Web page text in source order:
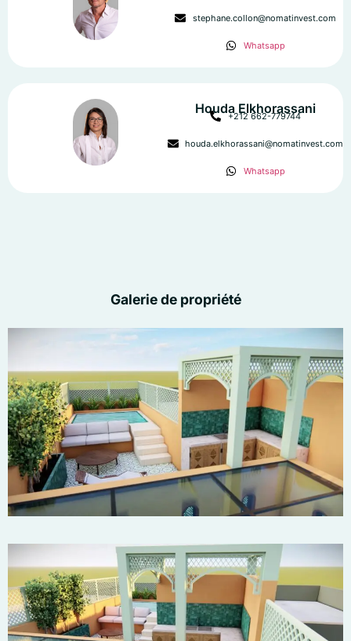
stephane.collon@nomatinvest.com
Whatsapp
Houda Elkhorassani
+212 662-779744
houda.elkhorassani@nomatinvest.com
Whatsapp
Galerie de propriété